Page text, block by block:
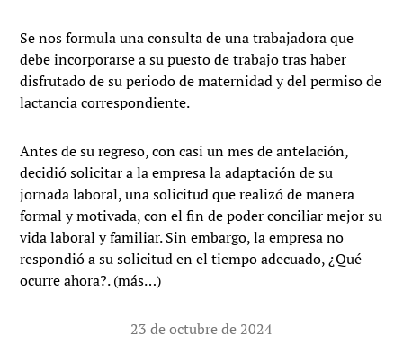
Se nos formula una consulta de una trabajadora que
debe incorporarse a su puesto de trabajo tras haber
disfrutado de su periodo de maternidad y del permiso de
lactancia correspondiente.
Antes de su regreso, con casi un mes de antelación,
decidió solicitar a la empresa la adaptación de su
jornada laboral, una solicitud que realizó de manera
formal y motivada, con el fin de poder conciliar mejor su
vida laboral y familiar. Sin embargo, la empresa no
respondió a su solicitud en el tiempo adecuado, ¿Qué
ocurre ahora?.(más…)
23 de octubre de 2024